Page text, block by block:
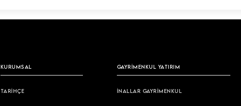
KURUMSAL
TARİHÇE
GAYRİMENKUL YATIRIM
İNALLAR GAYRİMENKUL